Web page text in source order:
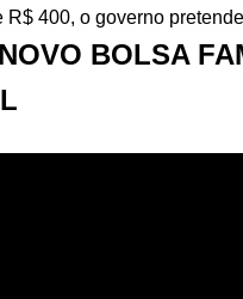
400, o governo
BOLSA